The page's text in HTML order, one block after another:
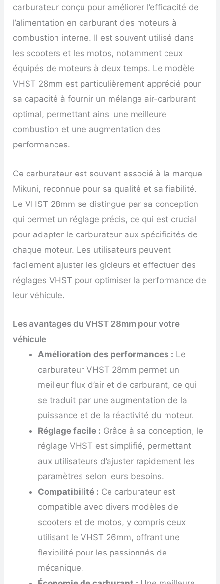
carburateur conçu pour améliorer l’efficacité de
l’alimentation en carburant des moteurs à
combustion interne. Il est souvent utilisé dans
les scooters et les motos, notamment ceux
équipés de moteurs à deux temps. Le modèle
VHST 28mm est particulièrement apprécié pour
sa capacité à fournir un mélange air-carburant
optimal, permettant ainsi une meilleure
combustion et une augmentation des
performances.
Ce carburateur est souvent associé à la marque
Mikuni, reconnue pour sa qualité et sa fiabilité.
Le VHST 28mm se distingue par sa conception
qui permet un réglage précis, ce qui est crucial
pour adapter le carburateur aux spécificités de
chaque moteur. Les utilisateurs peuvent
facilement ajuster les gicleurs et effectuer des
réglages VHST pour optimiser la performance de
leur véhicule.
Les avantages du VHST 28mm pour votre
véhicule
Amélioration des performances : Le
carburateur VHST 28mm permet un
meilleur flux d’air et de carburant, ce qui
se traduit par une augmentation de la
puissance et de la réactivité du moteur.
Réglage facile : Grâce à sa conception, le
réglage VHST est simplifié, permettant
aux utilisateurs d’ajuster rapidement les
paramètres selon leurs besoins.
Compatibilité : Ce carburateur est
compatible avec divers modèles de
scooters et de motos, y compris ceux
utilisant le VHST 26mm, offrant une
flexibilité pour les passionnés de
mécanique.